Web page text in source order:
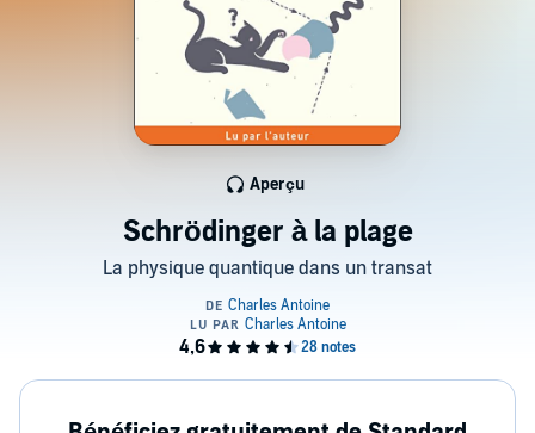
Schrödinger à la plage
La physique quantique dans un transat
Aperçu